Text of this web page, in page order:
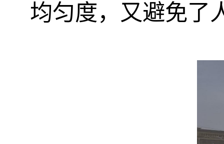
均匀度，又避免了